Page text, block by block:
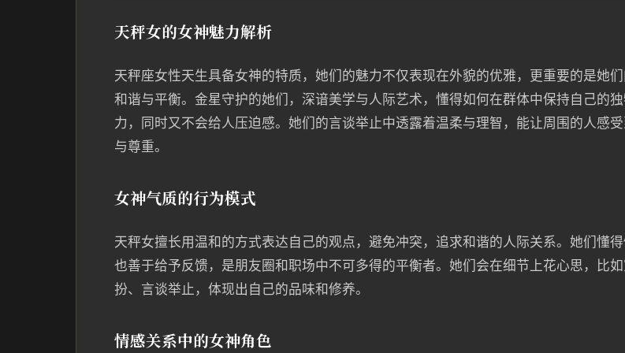
天秤女的女神魅力解析
天秤座女性天生具备女神的特质，她们的魅力不仅表现在外貌的优雅，更重要的是她
和谐与平衡。金星守护的她们，深谙美学与人际艺术，懂得如何在群体中保持自己的
力，同时又不会给人压迫感。她们的言谈举止中透露着温柔与理智，能让周围的人感
与尊重。
女神气质的行为模式
天秤女擅长用温和的方式表达自己的观点，避免冲突，追求和谐的人际关系。她们懂得
也善于给予反馈，是朋友圈和职场中不可多得的平衡者。她们会在细节上花心思，比
扮、言谈举止，体现出自己的品味和修养。
情感关系中的女神角色